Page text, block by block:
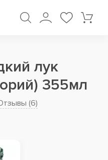
лук
355мл
(6)